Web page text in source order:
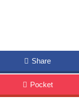
Share
Pocket